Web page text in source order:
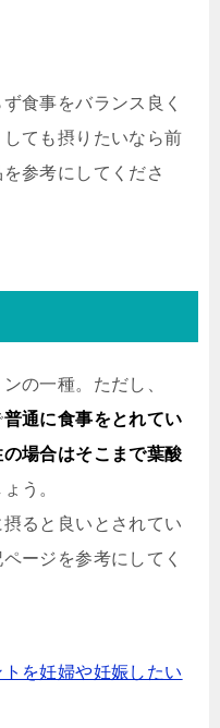
食事をバランス良く
ても摂りたいなら前
参考にしてくださ
の一種。ただし、
普通に食事をとれてい
の場合はそこまで葉酸
う。
ると良いとされてい
ージを参考にしてく
を妊婦や妊娠したい